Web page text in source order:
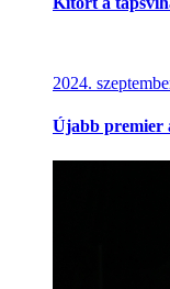
2024.
Újabb premier